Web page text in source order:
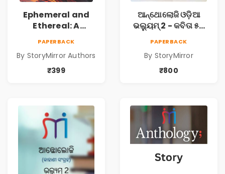
Ephemeral and
Ethereal: A
Stories
PAPERBACK
By StoryMirror Authors
₹399
ଆନ୍ଥୋଲୋଜି ଓଡ଼ିଆ
ଭଲ୍ୟୁମ୍ 2 - କବିତା ୫ଟି
Poem 5 Books)
PAPERBACK
By StoryMirror
₹800